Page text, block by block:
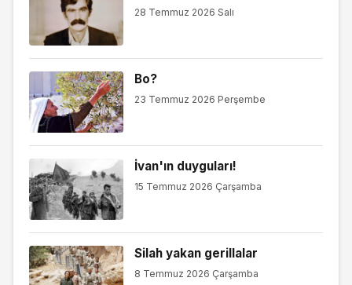
28 Temmuz 2026 Salı
Bo?
23 Temmuz 2026 Perşembe
İvan'ın duyguları!
15 Temmuz 2026 Çarşamba
Silah yakan gerillalar
8 Temmuz 2026 Çarşamba